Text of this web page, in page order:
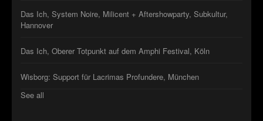
Das Ich, System Noire, Milicent + Aftershowparty, Subkultur,
Hannover
Das Ich, Oberer Totpunkt auf dem Amphi Festival, Köln
Wisborg: Support für Lacrimas Profundere, München
See all